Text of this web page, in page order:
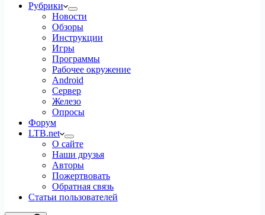
Рубрики
Новости
Обзоры
Инструкции
Игры
Программы
Рабочее окружение
Android
Сервер
Железо
Опросы
Форум
LTB.net
О сайте
Наши друзья
Авторы
Пожертвовать
Обратная связь
Статьи пользователей